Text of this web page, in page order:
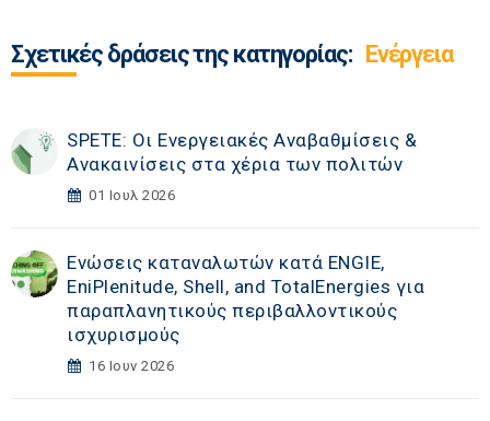
Σχετικές δράσεις της κατηγορίας: Ενέργεια
SPETE: Οι Ενεργειακές Αναβαθμίσεις &
Ανακαινίσεις στα χέρια των πολιτών
01 Ιουλ 2026
Ενώσεις καταναλωτών κατά ENGIE,
EniPlenitude, Shell, and TotalEnergies για
παραπλανητικούς περιβαλλοντικούς
ισχυρισμούς
16 Ιουν 2026